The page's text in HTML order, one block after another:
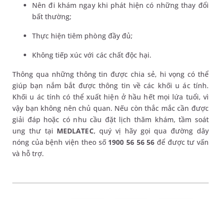
Nên đi khám ngay khi phát hiện có những thay đổi
bất thường;
Thực hiện tiêm phòng đầy đủ;
Không tiếp xúc với các chất độc hại.
Thông qua những thông tin được chia sẻ, hi vọng có thể
giúp bạn nắm bắt được thông tin về các khối u ác tính.
Khối u ác tính có thể xuất hiện ở hầu hết mọi lứa tuổi, vì
vậy bạn không nên chủ quan. Nếu còn thắc mắc cần được
giải đáp hoặc có nhu cầu đặt lịch thăm khám, tầm soát
ung thư tại MEDLATEC, quý vị hãy gọi qua đường dây
nóng của bệnh viện theo số1900 56 56 56 để được tư vấn
và hỗ trợ.